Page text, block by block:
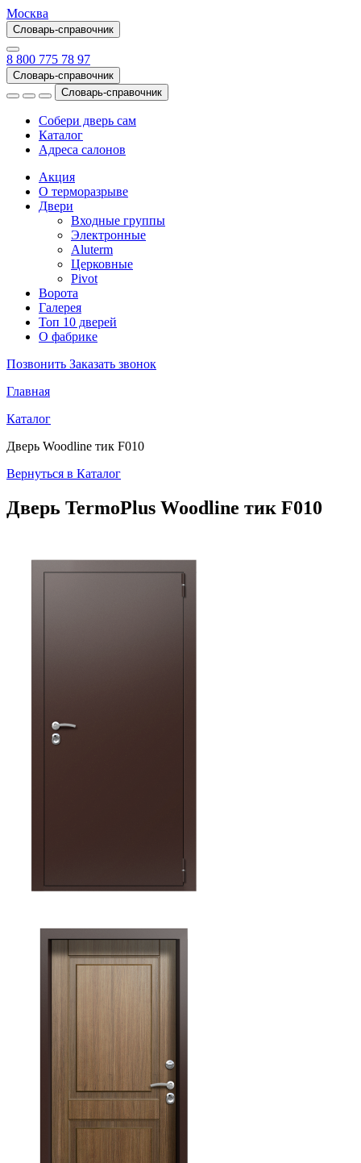
Москва
Словарь-справочник
8 800 775 78 97
Словарь-справочник
Словарь-справочник
Собери дверь сам
Каталог
Адреса салонов
Акция
О терморазрыве
Двери
Входные группы
Электронные
Aluterm
Церковные
Pivot
Ворота
Галерея
Топ 10 дверей
О фабрике
Позвонить Заказать звонок
Главная
Каталог
Дверь Woodline тик F010
Вернуться в Каталог
Дверь TermoPlus Woodline тик F010